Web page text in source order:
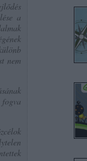
a
nem